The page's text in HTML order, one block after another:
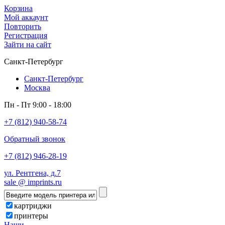
Корзина
Мой аккаунт
Повторить
Регистрация
Зайти на сайт
Санкт-Петербург
Санкт-Петербург
Москва
Пн - Пт 9:00 - 18:00
+7 (812) 940-58-74
Обратный звонок
+7 (812) 946-28-19
ул. Рентгена, д.7
sale @ imprints.ru
картриджи
принтеры